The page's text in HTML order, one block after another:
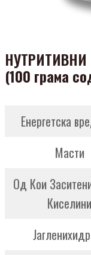
(100 грама
Енергетска
Масти
Од Кои
Киселини